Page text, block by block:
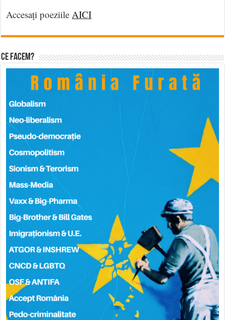
Accesați poeziile AICI
Ce facem?